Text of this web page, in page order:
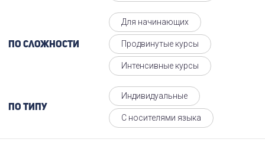
По сложности
Для начинающих
Продвинутые курсы
Интенсивные курсы
По типу
Индивидуальные
С носителями языка